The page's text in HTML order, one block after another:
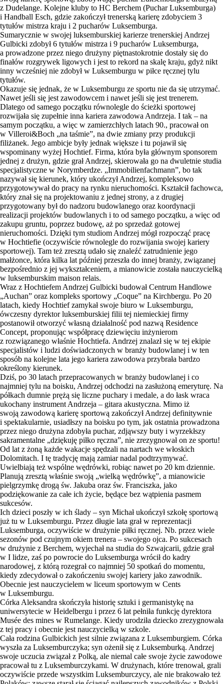
z Dudelange. Kolejne kluby to HC Berchem (Puchar Luksemburga)
i Handball Esch, gdzie zakończył trenerską karierę zdobyciem 3
tytułów mistrza kraju i 2 pucharów Luksemburga.
Sumarycznie w swojej luksemburskiej karierze trenerskiej Andrzej
Gulbicki zdobył 6 tytułów mistrza i 9 pucharów Luksemburga,
a prowadzone przez niego drużyny piętnastokrotnie dostały się do
finałów rozgrywek ligowych i jest to rekord na skalę kraju, gdyż nikt
inny wcześniej nie zdobył w Luksemburgu w piłce ręcznej tylu
tytułów.
Okazuje się jednak, że w Luksemburgu ze sportu nie da się utrzymać.
Nawet jeśli się jest zawodowcem i nawet jeśli się jest trenerem.
Dlatego od samego początku równolegle do ścieżki sportowej
rozwijała się zupełnie inna kariera zawodowa Andrzeja. I tak – na
samym początku, a więc w zamierzchłych latach 90., pracował on
w Villeroi&Boch „na taśmie”, na dwie zmiany przy produkcji
filiżanek. Jego ambicje były jednak większe i tu pojawił się
wspominany wyżej Hochtief. Firma, która była głównym sponsorem
jednej z drużyn, gdzie grał Andrzej, skierowała go na dwuletnie studia
specjalistyczne w Norymberdze. „Immobilienfachmann”, bo tak
nazywał się kierunek, który ukończył Andrzej, kompleksowo
przygotowywał do pracy na rynku nieruchomości. Kształcił fachowca,
który znał się na projektowaniu z jednej strony, a z drugiej
przygotowany był do nadzoru budowlanego oraz koordynacji
realizacji projektów budowlanych i to od samego początku, a więc od
zakupu gruntu, poprzez budowę, aż po sprzedaż gotowej
nieruchomości. Dzięki tym studiom Andrzej mógł rozpocząć pracę
w Hochtiefie (oczywiście równolegle do rozwijania swojej kariery
sportowej). Tam też zresztą udało się znaleźć zatrudnienie jego
małżonce, która kilka lat później przeszła do innej branży, związanej
bezpośrednio z jej wykształceniem, a mianowicie została nauczycielką
w luksemburskim maison relais.
Wraz z Hochtiefem Andrzej Gulbicki budował Centrum Handlowe
„Auchan” oraz kompleks sportowy „Coque” na Kirchbergu. Po 20
latach, kiedy Hochtief zamykał swoje biuro w Luksemburgu,
ówczesny dyrektor luksemburskiej filii tej niemieckiej firmy
postanowił otworzyć własną działalność pod nazwą Residence
Concept, proponując współpracę dziewięciu inżynierom
z rozwiązanego właśnie Hochtiefa. Andrzej znalazł się w tej ekipie
specjalistów i ludzi doświadczonych w branży budowlanej i w ten
sposób na kolejne lata jego kariera zawodowa przybrała bardzo
określony kierunek.
Dziś, po 30 latach przepracowanych w branży budowlanej i co
najmniej tylu na boisku, Andrzej odchodzi na zasłużoną emeryturę. Na
półkach dumnie prężą się liczne puchary i medale, a do łask wraca
ukochany instrument Andrzeja – gitara akustyczna. Mimo iż
swoją zawodową karierę sportową zakończył Andrzej definitywnie
i spektakularnie, usiadłszy na boisku po tym, jak ostatnia prowadzona
przez niego drużyna zdobyła puchar, zdjąwszy buty i wyrzekłszy
sakramentalne „dziękuję piłko ręczna”, nie zrezygnował on ze sportu!
Od lat z żoną każde wakacje spędzali na nartach we włoskich
Dolomitach. I tę tradycję mają zamiar nadal podtrzymywać.
Uwielbiają też wspólne wędrówki, robiąc nawet po 20 km dziennie.
Planują zresztą właśnie swoją „wielką wędrówkę”, a mianowicie
pielgrzymkę drogą św. Jakuba oraz św. Franciszka, jako
podziękowanie za całe ich życie, będące bez wątpienia pasmem
sukcesów.
Ich dzieci poszły w ich ślady – syn Michał ukończył szkołę sportową
już tu w Luksemburgu. Przez długie lata grał w reprezentacji
Luksemburga, oczywiście w drużynie piłki ręcznej. Nb. przez wiele
sezonów pod czujnym okiem trenera – swojego ojca. Po sukcesach
w drużynie z Berchem, wyjechał na studia do Szwajcarii, gdzie grał
w I lidze, zaś po powrocie do Luksemburga wrócił do kadry
narodowej, z którą rozegrał co najmniej 50 spotkań do momentu,
kiedy zdecydował o zakończeniu swojej kariery jako zawodnik.
Obecnie jest nauczycielem w liceum sportowym w Cents
w Luksemburgu.
Córka Aleksandra skończyła historię sztuki i germanistykę na
uniwersytecie w Heidelbergu i przez 6 lat pełniła funkcję dyrektora
Musée des mines w Rumelange. Kiedy urodziła dziecko zrezygnowała
z tej pracy i obecnie jest nauczycielką w szkole.
Cała rodzina Gulbickich jest silnie związana z Luksemburgiem. Córka
wyszła za Luksemburczyka; syn ożenił się z Luksemburką. Andrzej
swoje uczucia związał z Polką, ale niemal całe swoje życie zawodowe
pracował tu z Luksemburczykami. W drużynach, które trenował, grali
oczywiście przede wszystkim Luksemburczycy, ale nie brakowało też